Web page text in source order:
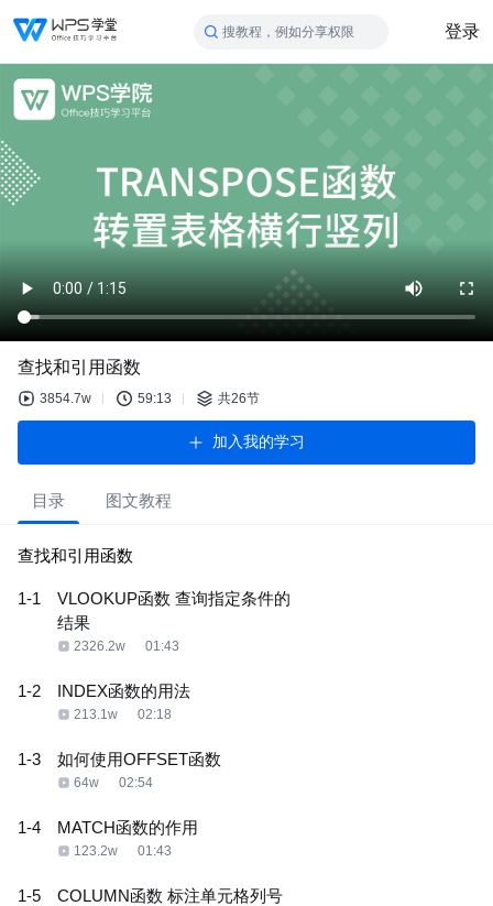
搜教程，例如分享权限 登录
查找和引用函数
3854.7w 59:13 共26节
加入我的学习
目录 图文教程
查找和引用函数
1-1
VLOOKUP函数 查询指定条件的
结果
2326.2w 01:43
1-2 INDEX函数的用法
213.1w 02:18
1-3 如何使用OFFSET函数
64w 02:54
1-4 MATCH函数的作用
123.2w 01:43
1-5 COLUMN函数 标注单元格列号